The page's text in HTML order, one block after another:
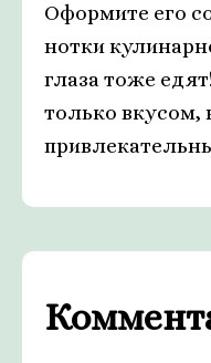
Оформите его
нотки
глаза тоже
только вкусом,